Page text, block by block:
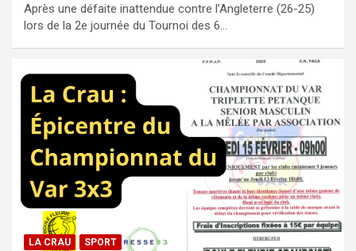
Après une défaite inattendue contre l’Angleterre (26-25)
lors de la 2e journée du Tournoi des 6…
LA CRAU SPORT